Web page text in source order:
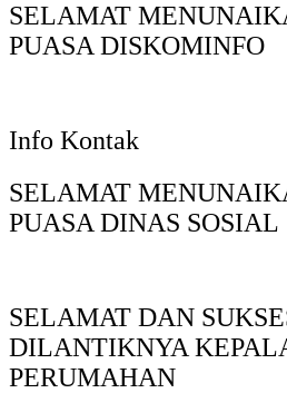
SELAMAT
PUASA DISKOMINFO
Info Kontak
SELAMAT
PUASA DINAS SOSIAL
SELAMAT DAN
DILANTIKNYA
PERUMAHAN